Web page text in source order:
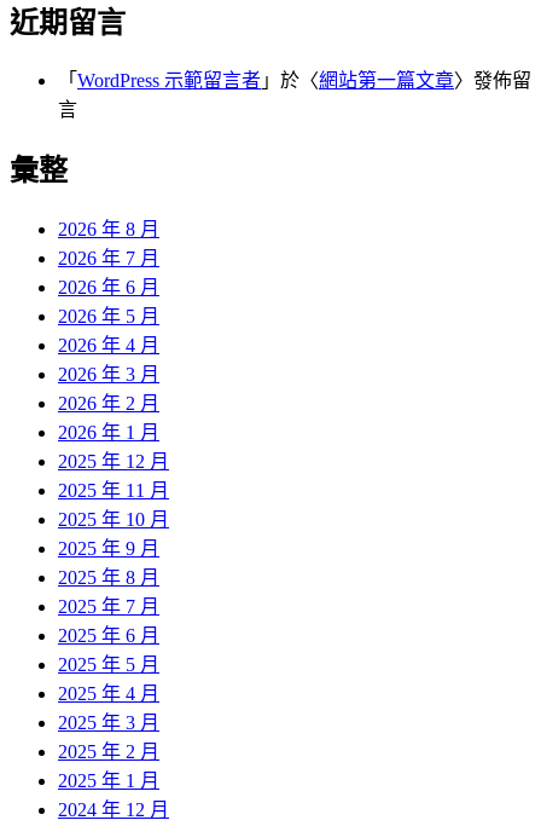
近期留言
「 WordPress 示範留言者 」於〈網站第一篇文章〉發佈留
言
彙整
2026 年 8 月
2026 年 7 月
2026 年 6 月
2026 年 5 月
2026 年 4 月
2026 年 3 月
2026 年 2 月
2026 年 1 月
2025 年 12 月
2025 年 11 月
2025 年 10 月
2025 年 9 月
2025 年 8 月
2025 年 7 月
2025 年 6 月
2025 年 5 月
2025 年 4 月
2025 年 3 月
2025 年 2 月
2025 年 1 月
2024 年 12 月